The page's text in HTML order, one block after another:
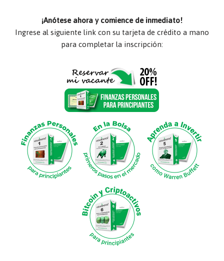
¡Anótese ahora y comience de inmediato!
Ingrese al siguiente link con su tarjeta de crédito a mano
para completar la inscripción: